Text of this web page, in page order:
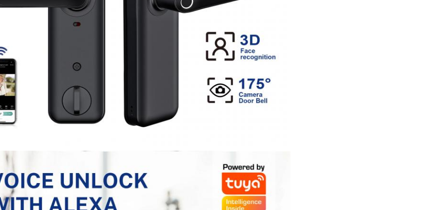
Αφήστε ένα μήνυμα Θα σας καλέσουμε